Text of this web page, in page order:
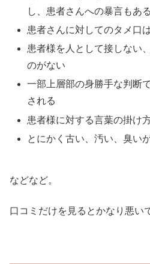
し、患者さんへの暴言もある
患者さんに対してのタメ口
患者様を人として接しない
のがない
一部上層部の身勝手な判断
される
患者様に対する言葉の掛け
とにかく古い、汚い、臭い
などなど。
口コミだけを見るとかなり悪い